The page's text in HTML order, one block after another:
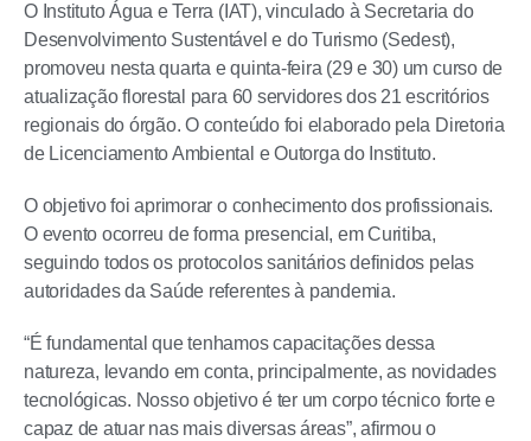
O Instituto Água e Terra (IAT), vinculado à Secretaria do
Desenvolvimento Sustentável e do Turismo (Sedest),
promoveu nesta quarta e quinta-feira (29 e 30) um curso de
atualização florestal para 60 servidores dos 21 escritórios
regionais do órgão. O conteúdo foi elaborado pela Diretoria
de Licenciamento Ambiental e Outorga do Instituto.
O objetivo foi aprimorar o conhecimento dos profissionais.
O evento ocorreu de forma presencial, em Curitiba,
seguindo todos os protocolos sanitários definidos pelas
autoridades da Saúde referentes à pandemia.
“É fundamental que tenhamos capacitações dessa
natureza, levando em conta, principalmente, as novidades
tecnológicas. Nosso objetivo é ter um corpo técnico forte e
capaz de atuar nas mais diversas áreas”, afirmou o